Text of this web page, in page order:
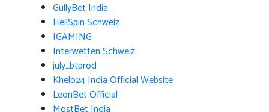
GullyBet India
HellSpin Schweiz
IGAMING
Interwetten Schweiz
july_btprod
Khelo24 India Official Website
LeonBet Official